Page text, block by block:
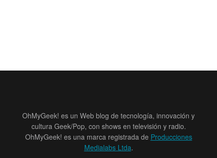
OhMyGeek! es un Web blog de tecnología, innovación y
cultura Geek/Pop, con shows en televisión y radio.
OhMyGeek! es una marca registrada de Producciones
Medialabs Ltda.